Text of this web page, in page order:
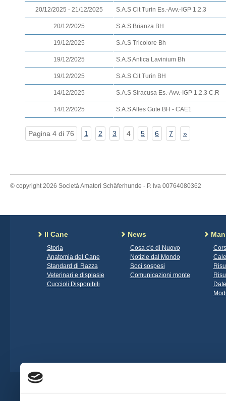
20/12/2025 - 21/12/2025 S.A.S Cit Turin Es.-Avv.-IGP 1.2.3
20/12/2025 S.A.S Brianza BH
19/12/2025 S.A.S Tricolore Bh
19/12/2025 S.A.S Antica Lavinium Bh
19/12/2025 S.A.S Cit Turin BH
14/12/2025 S.A.S Siracusa Es.-Avv.-IGP 1.2.3 C.R
14/12/2025 S.A.S Alles Gute BH - CAE1
Pagina 4 di 76 1 2 3 4 5 6 7 »
© copyright 2026 Società Amatori Schäferhunde - P. Iva 00764080362
Il Cane
Storia
Anatomia del Cane
Standard di Razza
Veterinari e displasie
Cuccioli Disponibili
News
Cosa c'è di Nuovo
Notizie dal Mondo
Soci sospesi
Comunicazioni monte